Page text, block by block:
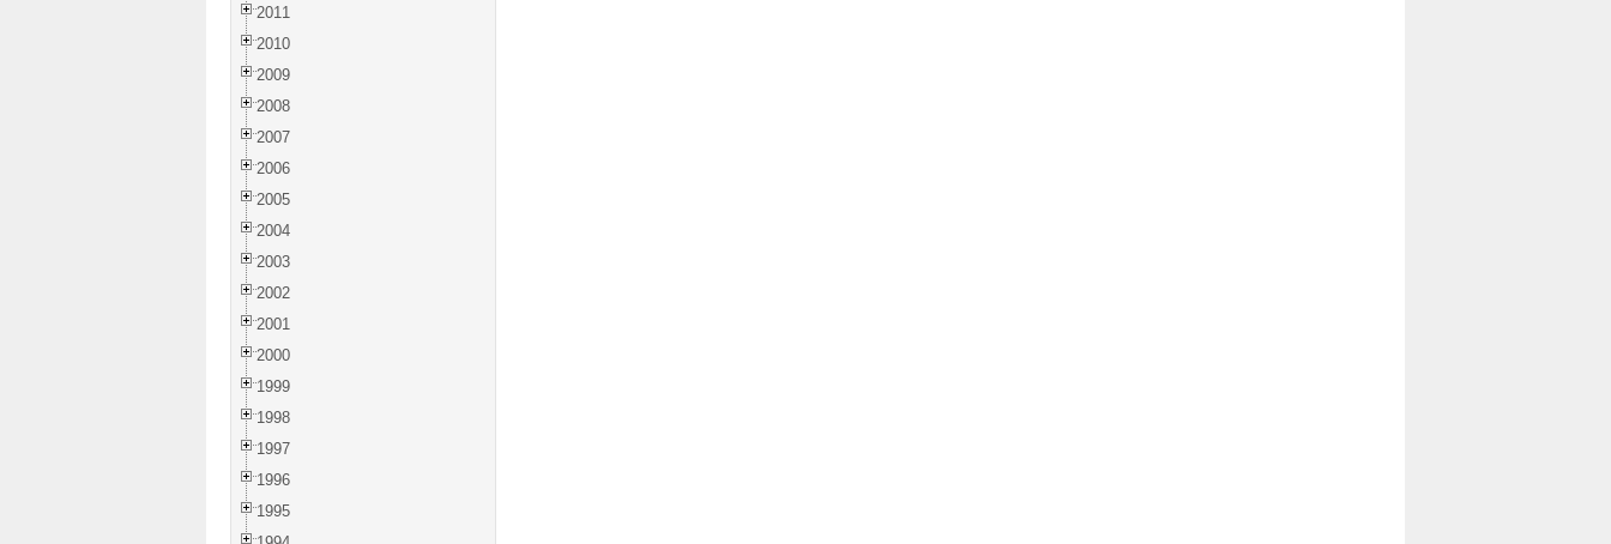
2011
2010
2009
2008
2007
2006
2005
2004
2003
2002
2001
2000
1999
1998
1997
1996
1995